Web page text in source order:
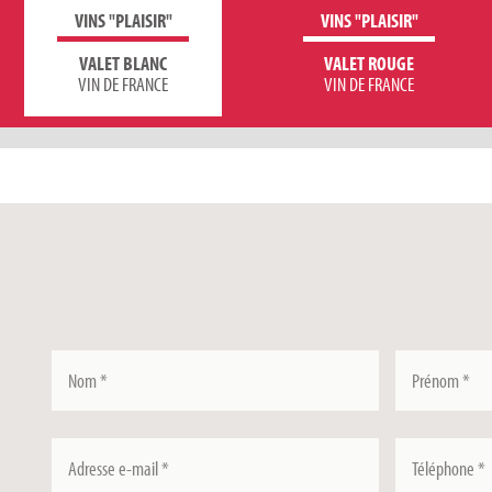
VINS "PLAISIR"
VALET BLANC
VIN DE FRANCE
VINS "PLAISIR"
VALET ROUGE
VIN DE FRANCE